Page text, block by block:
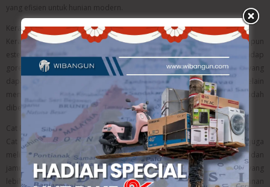
yang efisien untuk hunian modern.
Keramik Premium
Keramik premium memberikan nilai tambah baik dari segi fungsi maupun
estetika. Material ini memiliki permukaan yang lebih kuat, tahan terhadap
goresan, serta tersedia dalam berbagai pilihan motif dan ukuran yang
dapat disesuaikan dengan konsep interior maupun eksterior rumah. Selain
mempercantik tampilan ruangan, keramik berkualitas juga lebih mudah
dibersihkan dan memiliki daya tahan yang lebih baik.
Cat Berkualitas
Cat tidak hanya berfungsi memperindah tampilan bangunan, tetapi juga
melindungi permukaan dinding dari paparan cuaca, kelembapan, dan
jamur. Produk cat berkualitas memiliki daya lekat yang kuat, warna yang
lebih tahan lama, serta mampu mempertahankan keindahan bangunan